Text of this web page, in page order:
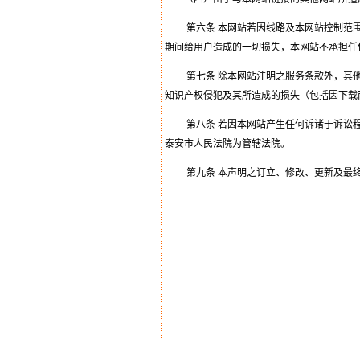
第六条 本网站若因线路及本网站控制范围
期间给用户造成的一切损失，本网站不承担
第七条 除本网站注明之服务条款外，其他
知识产权侵犯及其所造成的损失（包括因下
第八条 若因本网站产生任何诉诸于诉讼程
泰安市人民法院为管辖法院。
第九条 本声明之订立、修改、更新及最